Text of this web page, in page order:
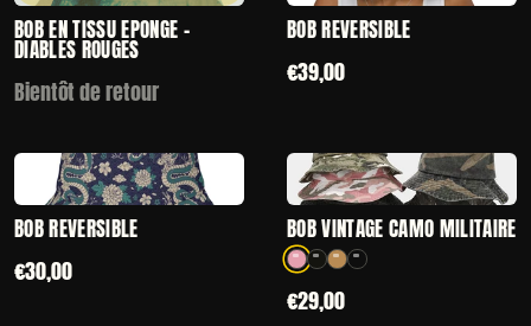
BOB EN TISSU ÉPONGE -
DIABLES ROUGES
Bientôt de retour
BOB RÉVERSIBLE
€39,00
CHOISIR
— BOB RÉVERSIBLE
BOB RÉVERSIBLE
€30,00
CHOISIR
— BOB VINTAGE
BOB VINTAGE CAMO MILITAIRE
4 coloris disponibles
€29,00